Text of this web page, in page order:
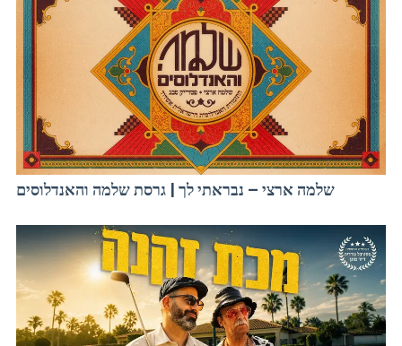
שלמה ארצי – נבראתי לך | גרסת שלמה והאנדלוסים